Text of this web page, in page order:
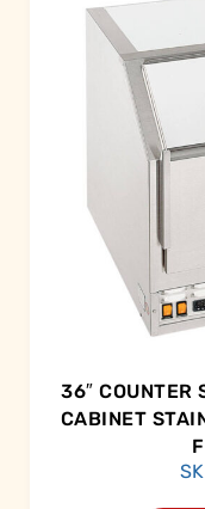
36″ COUNTER
CABINET